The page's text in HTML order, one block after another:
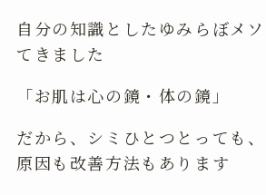
自分の知識としたゆみらぼメ
てきました
「お肌は心の鏡・体の鏡」
だから、シミひとつとっても
原因も改善方法もあります